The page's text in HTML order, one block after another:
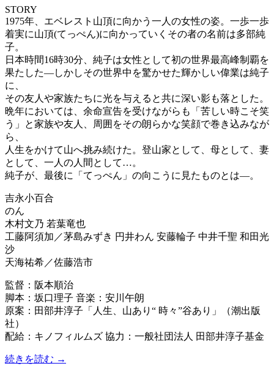
STORY
1975年、エベレスト山頂に向かう一人の女性の姿。一歩一歩
着実に山頂(てっぺん)に向かっていくその者の名前は多部純
子。
日本時間16時30分、純子は女性として初の世界最高峰制覇を
果たした―しかしその世界中を驚かせた輝かしい偉業は純子
に、
その友人や家族たちに光を与えると共に深い影も落とした。
晩年においては、余命宣告を受けながらも「苦しい時こそ笑
う」と家族や友人、周囲をその朗らかな笑顔で巻き込みなが
ら、
人生をかけて山へ挑み続けた。登山家として、母として、妻
として、一人の人間として…。
純子が、最後に「てっぺん」の向こうに見たものとは―。
吉永小百合
のん
木村文乃 若葉竜也
工藤阿須加／茅島みずき 円井わん 安藤輪子 中井千聖 和田光
沙
天海祐希／佐藤浩市
監督：阪本順治
脚本：坂口理子 音楽：安川午朗
原案：田部井淳子「人生、山あり“ 時々”谷あり」（潮出版
社）
配給：キノフィルムズ 協力：一般社団法人 田部井淳子基金
続きを読む →